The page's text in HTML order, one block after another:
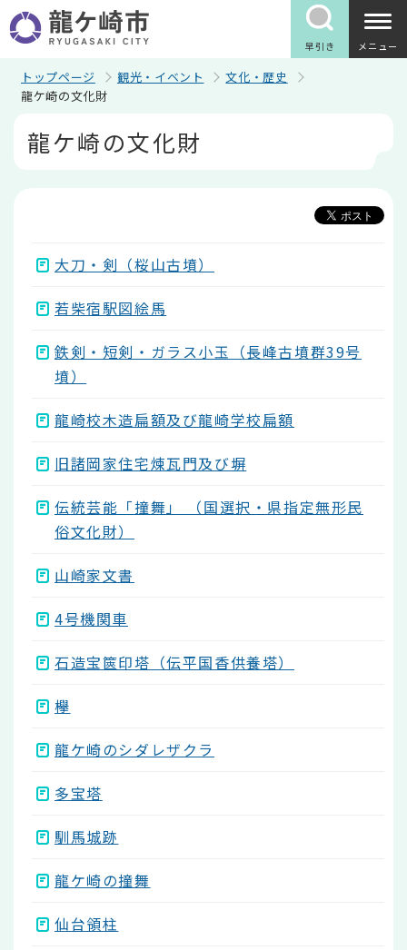
の
ペ
早引き メニュー
トップページ 観光・イベント
文化・歴史
龍ケ崎の文化財
龍ケ崎の文化財
大刀・剣（桜山古墳）
若柴宿駅図絵馬
鉄剣・短剣・ガラス小玉（長峰古墳群39号
墳）
龍崎校木造扁額及び龍崎学校扁額
旧諸岡家住宅煉瓦門及び塀
伝統芸能「撞舞」 （国選択・県指定無形民
俗文化財）
山崎家文書
4号機関車
石造宝篋印塔（伝平国香供養塔）
欅
龍ケ崎のシダレザクラ
多宝塔
馴馬城跡
龍ケ崎の撞舞
仙台領柱